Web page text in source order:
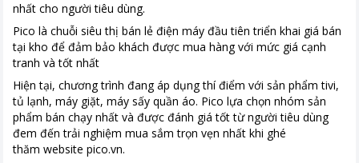
nhất cho người tiêu dùng.
Pico là chuỗi siêu thị bán lẻ điện máy đầu tiên triển khai giá bán
tại kho để đảm bảo khách được mua hàng với mức giá cạnh
tranh và tốt nhất
Hiện tại, chương trình đang áp dụng thí điểm với sản phẩm tivi,
tủ lạnh, máy giặt, máy sấy quần áo. Pico lựa chọn nhóm sản
phẩm bán chạy nhất và được đánh giá tốt từ người tiêu dùng
đem đến trải nghiệm mua sắm trọn vẹn nhất khi ghé
thăm website pico.vn.